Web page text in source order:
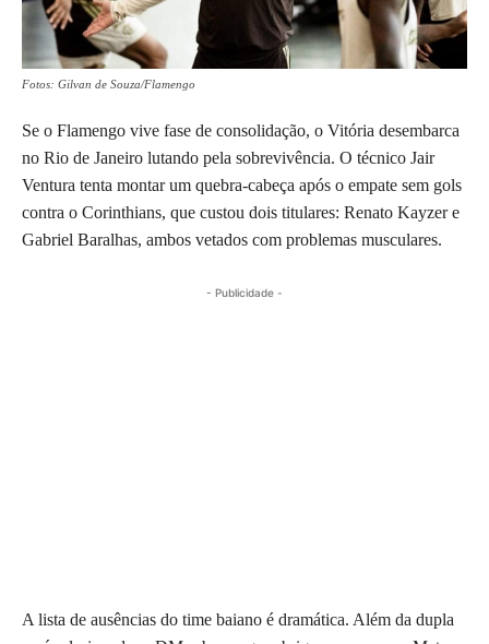
Fotos: Gilvan de Souza/Flamengo
Se o Flamengo vive fase de consolidação, o Vitória desembarca
no Rio de Janeiro lutando pela sobrevivência. O técnico Jair
Ventura tenta montar um quebra-cabeça após o empate sem gols
contra o Corinthians, que custou dois titulares: Renato Kayzer e
Gabriel Baralhas, ambos vetados com problemas musculares.
- Publicidade -
A lista de ausências do time baiano é dramática. Além da dupla